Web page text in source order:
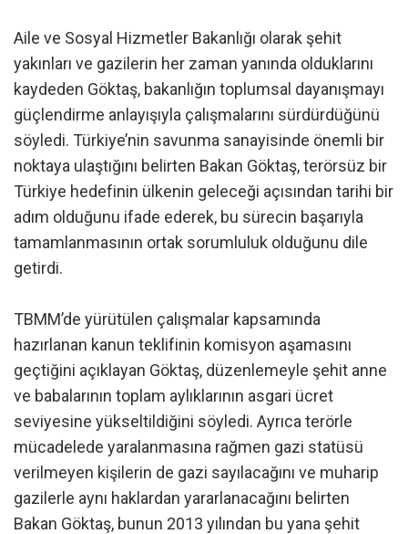
Aile ve Sosyal Hizmetler Bakanlığı olarak şehit
yakınları ve gazilerin her zaman yanında olduklarını
kaydeden Göktaş, bakanlığın toplumsal dayanışmayı
güçlendirme anlayışıyla çalışmalarını sürdürdüğünü
söyledi. Türkiye’nin savunma sanayisinde önemli bir
noktaya ulaştığını belirten Bakan Göktaş, terörsüz bir
Türkiye hedefinin ülkenin geleceği açısından tarihi bir
adım olduğunu ifade ederek, bu sürecin başarıyla
tamamlanmasının ortak sorumluluk olduğunu dile
getirdi.
TBMM’de yürütülen çalışmalar kapsamında
hazırlanan kanun teklifinin komisyon aşamasını
geçtiğini açıklayan Göktaş, düzenlemeyle şehit anne
ve babalarının toplam aylıklarının asgari ücret
seviyesine yükseltildiğini söyledi. Ayrıca terörle
mücadelede yaralanmasına rağmen gazi statüsü
verilmeyen kişilerin de gazi sayılacağını ve muharip
gazilerle aynı haklardan yararlanacağını belirten
Bakan Göktaş, bunun 2013 yılından bu yana şehit